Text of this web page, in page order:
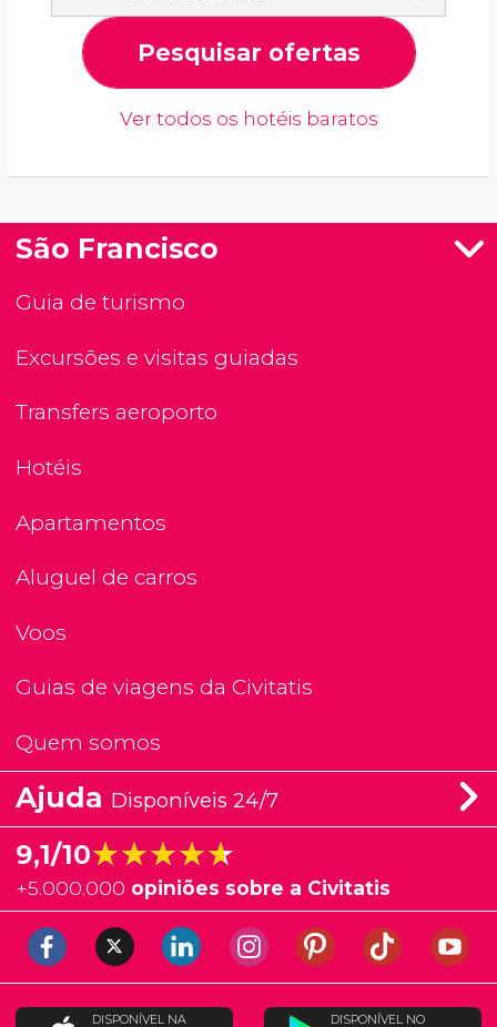
Pesquisar ofertas
Ver todos os hotéis baratos
São Francisco
Guia de turismo
Excursões e visitas guiadas
Transfers aeroporto
Hotéis
Apartamentos
Aluguel de carros
Voos
Guias de viagens da Civitatis
Quem somos
Ajuda Disponíveis 24/7
9,1/10★★★★★
★★★★★
+5.000.000 opiniões sobre a Civitatis
DISPONÍVEL NA DISPONÍVEL NO